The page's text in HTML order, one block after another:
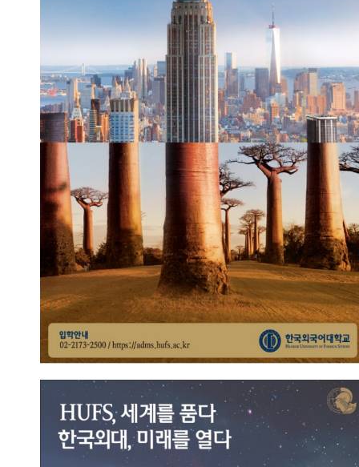
아프리카에서 뉴욕까지
2023.09.13
총관리자